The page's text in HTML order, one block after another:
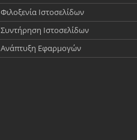
Φιλοξενία Ιστοσελίδων
Συντήρηση Ιστοσελίδων
Ανάπτυξη Εφαρμογών